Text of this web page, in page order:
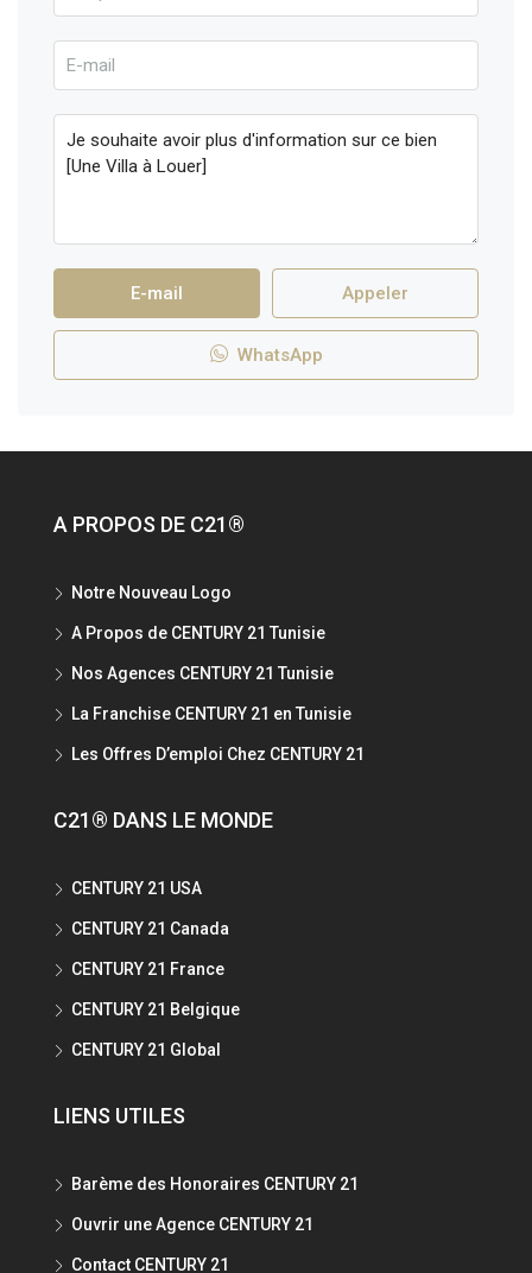
E-mail Appeler
WhatsApp
A PROPOS DE C21®
Notre Nouveau Logo
A Propos de CENTURY 21 Tunisie
Nos Agences CENTURY 21 Tunisie
La Franchise CENTURY 21 en Tunisie
Les Offres D’emploi Chez CENTURY 21
C21® DANS LE MONDE
CENTURY 21 USA
CENTURY 21 Canada
CENTURY 21 France
CENTURY 21 Belgique
CENTURY 21 Global
LIENS UTILES
Barème des Honoraires CENTURY 21
Ouvrir une Agence CENTURY 21
Contact CENTURY 21